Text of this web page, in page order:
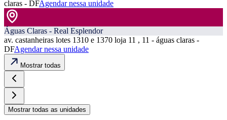
claras - DFAgendar nessa unidade
Águas Claras - Real Esplendor
av. castanheiras lotes 1310 e 1370 loja 11 , 11 - águas claras -
DFAgendar nessa unidade
Mostrar todas
Mostrar todas as unidades